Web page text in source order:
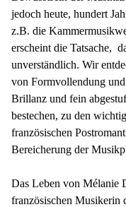
jedoch heute, hundert
z.B. die
erscheint die Tatsache,
unverständlich. Wir
von Formvollendung
Brillanz und fein
bestechen, zu den
französischen
Bereicherung der
Das Leben von Mélanie
französischen